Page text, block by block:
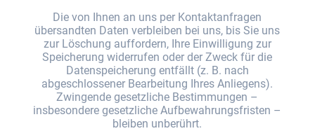
Die von Ihnen an uns per Kontaktanfragen
übersandten Daten verbleiben bei uns, bis Sie uns
zur Löschung auffordern, Ihre Einwilligung zur
Speicherung widerrufen oder der Zweck für die
Datenspeicherung entfällt (z. B. nach
abgeschlossener Bearbeitung Ihres Anliegens).
Zwingende gesetzliche Bestimmungen –
insbesondere gesetzliche Aufbewahrungsfristen –
bleiben unberührt.